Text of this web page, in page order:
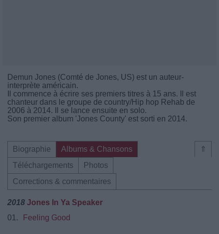
Demun Jones (Comté de Jones, US) est un auteur-
interprète américain.
Il commence à écrire ses premiers titres à 15 ans. Il est
chanteur dans le groupe de country/Hip hop Rehab de
2006 à 2014. Il se lance ensuite en solo.
Son premier album 'Jones County' est sorti en 2014.
⇑
Biographie
Albums & Chansons
Téléchargements
Photos
Corrections & commentaires
2018 Jones In Ya Speaker
01.
Feeling Good